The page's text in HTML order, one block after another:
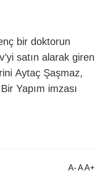
bir doktorun
satın alarak giren
Aytaç Şaşmaz,
Yapım imzası
A- A A+